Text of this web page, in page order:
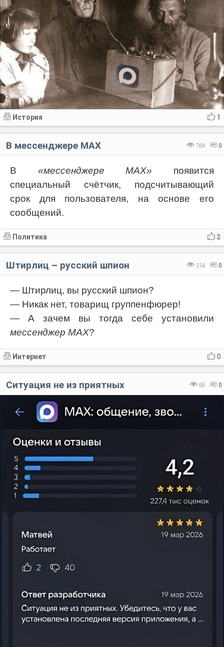
1
История
769 0
В мессенджере МАХ
В «мессенджере МАХ» появится
специальный счётчик, подсчитывающий
срок для пользователя, на основе его
сообщений.
2
Политика
154 0
Штирлиц – русский шпион
— Штирлиц, вы русский шпион?
— Никак нет, товарищ группенфюрер!
— А зачем вы тогда себе установили
мессенджер МАХ?
0
Интернет
60 0
Ситуация не из приятных